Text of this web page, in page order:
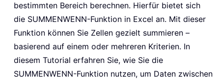
bestimmten Bereich berechnen. Hierfür bietet sich
die SUMMENWENN-Funktion in Excel an. Mit dieser
Funktion können Sie Zellen gezielt summieren –
basierend auf einem oder mehreren Kriterien. In
diesem Tutorial erfahren Sie, wie Sie die
SUMMENWENN-Funktion nutzen, um Daten zwischen